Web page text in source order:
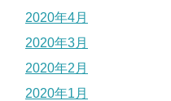
2020年4月
2020年3月
2020年2月
2020年1月